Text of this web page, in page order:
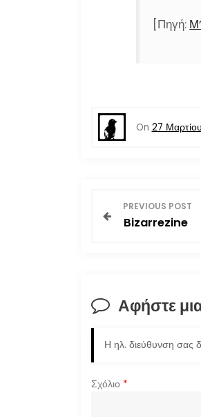
[Πηγή:
On 27
ή
γ
η
σ
PREVIOUS POST
Bizarrezine
Αφήστε
Η ηλ. διεύθυνση σας
Σχόλιο *